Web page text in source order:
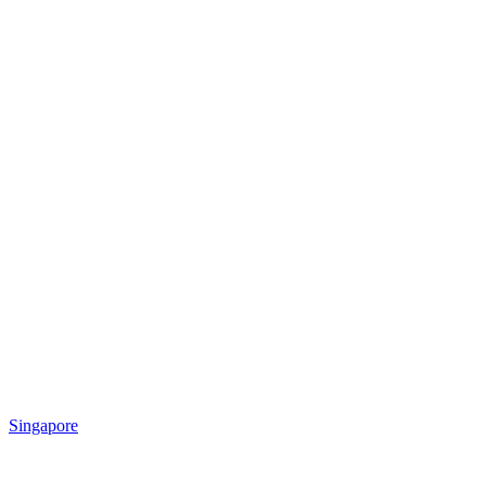
Singapore